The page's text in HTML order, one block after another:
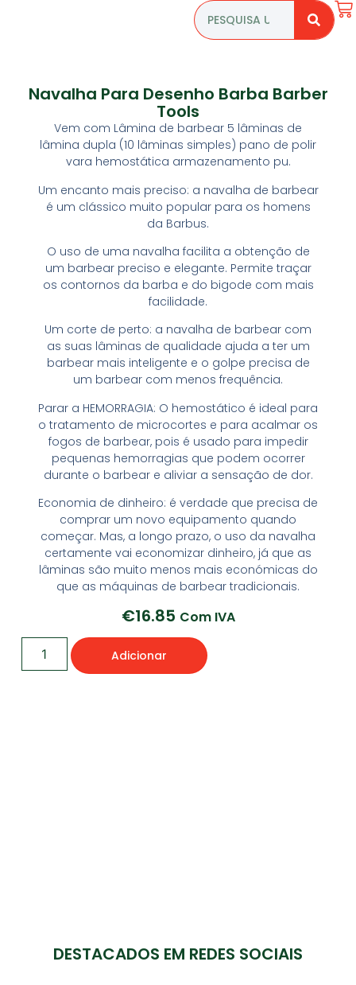
Navalha Para Desenho Barba Barber
Tools
Vem com Lâmina de barbear 5 lâminas de
lâmina dupla (10 lâminas simples) pano de polir
vara hemostática armazenamento pu.
Um encanto mais preciso: a navalha de barbear
é um clássico muito popular para os homens
da Barbus.
O uso de uma navalha facilita a obtenção de
um barbear preciso e elegante. Permite traçar
os contornos da barba e do bigode com mais
facilidade.
Um corte de perto: a navalha de barbear com
as suas lâminas de qualidade ajuda a ter um
barbear mais inteligente e o golpe precisa de
um barbear com menos frequência.
Parar a HEMORRAGIA: O hemostático é ideal para
o tratamento de microcortes e para acalmar os
fogos de barbear, pois é usado para impedir
pequenas hemorragias que podem ocorrer
durante o barbear e aliviar a sensação de dor.
Economia de dinheiro: é verdade que precisa de
comprar um novo equipamento quando
começar. Mas, a longo prazo, o uso da navalha
certamente vai economizar dinheiro, já que as
lâminas são muito menos mais económicas do
que as máquinas de barbear tradicionais.
€16.85 Com IVA
Adicionar
DESTACADOS EM REDES SOCIAIS